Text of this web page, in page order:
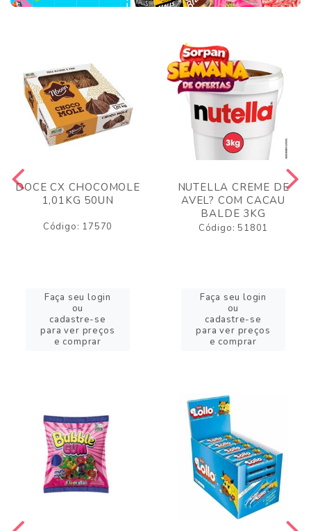
DOCE CX CHOCOMOLE
1,01KG 50UN
Código: 17570
Faça seu login
ou
cadastre-se
para ver preços
e comprar
NUTELLA CREME DE
AVEL? COM CACAU
BALDE 3KG
Código: 51801
Faça seu login
ou
cadastre-se
para ver preços
e comprar